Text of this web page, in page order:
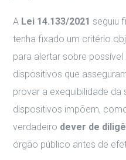
A Lei 14.133/2021 seguiu
tenha fixado um critério
para alertar sobre
dispositivos que
provar a exequibilidade da
dispositivos impõem,
verdadeiro dever de
órgão público antes de